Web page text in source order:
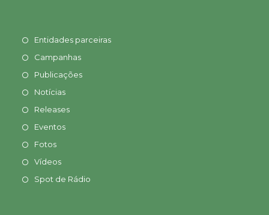
Entidades parceiras
Campanhas
Publicações
Notícias
Releases
Eventos
Fotos
Vídeos
Spot de Rádio